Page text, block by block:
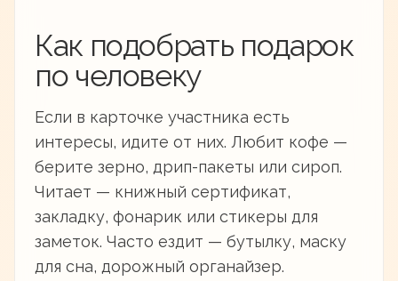
Как подобрать подарок
по человеку
Если в карточке участника есть
интересы, идите от них. Любит кофе —
берите зерно, дрип-пакеты или сироп.
Читает — книжный сертификат,
закладку, фонарик или стикеры для
заметок. Часто ездит — бутылку, маску
для сна, дорожный органайзер.